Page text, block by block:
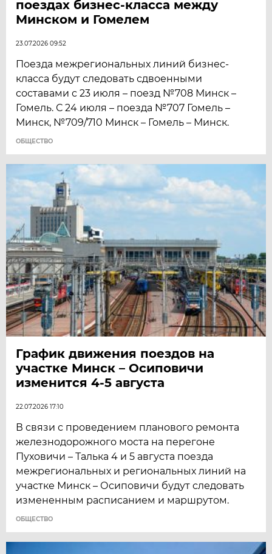
поездах бизнес-класса между
Минском и Гомелем
23.07.2026 09:52
Поезда межрегиональных линий бизнес-
класса будут следовать сдвоенными
составами с 23 июля – поезд №708 Минск –
Гомель. С 24 июля – поезда №707 Гомель –
Минск, №709/710 Минск – Гомель – Минск.
ОБЩЕСТВО
График движения поездов на
участке Минск – Осиповичи
изменится 4-5 августа
22.07.2026 17:10
В связи с проведением планового ремонта
железнодорожного моста на перегоне
Пуховичи – Талька 4 и 5 августа поезда
межрегиональных и региональных линий на
участке Минск – Осиповичи будут следовать
измененным расписанием и маршрутом.
ОБЩЕСТВО